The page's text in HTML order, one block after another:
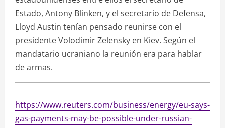
Estado, Antony Blinken, y el secretario de Defensa,
Lloyd Austin tenían pensado reunirse con el
presidente Volodimir Zelensky en Kiev. Según el
mandatario ucraniano la reunión era para hablar
de armas.
https://www.reuters.com/business/energy/eu-says-
gas-payments-may-be-possible-under-russian-